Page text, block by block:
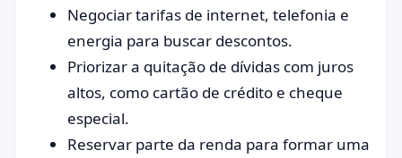
Negociar tarifas de internet, telefonia e
energia para buscar descontos.
Priorizar a quitação de dívidas com juros
altos, como cartão de crédito e cheque
especial.
Reservar parte da renda para formar uma